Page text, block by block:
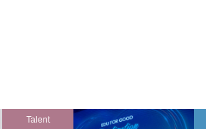
Talent